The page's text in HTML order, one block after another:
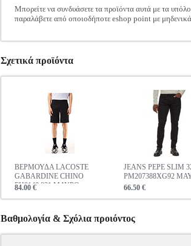
Μπορείτε να συνδυάσετε τα προϊόντα αυτά με τα
παραλάβετε από οποιοδήποτε eshop point με
Σχετικά προϊόντα
ΒΕΡΜΟΥΔΑ LACOSTE
GABARDINE CHINO
FH8140 031 ΜΑΥΡΟ
84.00 €
JEANS PEPE SLIM
PM207388XG92
66.50 €
Βαθμολογία & Σχόλια προιόντος